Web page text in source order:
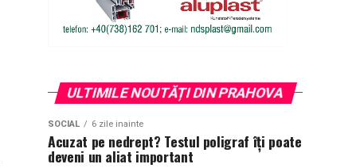
ULTIMILE NOUTĂȚI DIN PRAHOVA
SOCIAL 6 zile inainte
Acuzat pe nedrept? Testul poligraf îţi poate
deveni un aliat important